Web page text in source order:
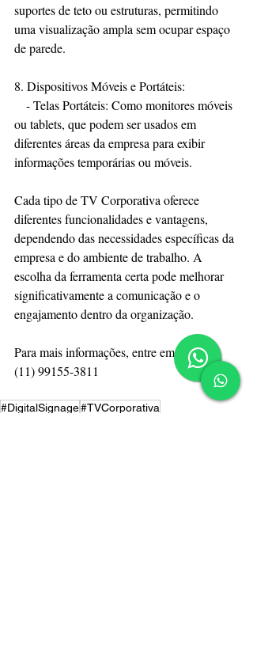
suportes de teto ou estruturas, permitindo
uma visualização ampla sem ocupar espaço
de parede.
8. Dispositivos Móveis e Portáteis:
- Telas Portáteis: Como monitores móveis
ou tablets, que podem ser usados em
diferentes áreas da empresa para exibir
informações temporárias ou móveis.
Cada tipo de TV Corporativa oferece
diferentes funcionalidades e vantagens,
dependendo das necessidades específicas da
empresa e do ambiente de trabalho. A
escolha da ferramenta certa pode melhorar
significativamente a comunicação e o
engajamento dentro da organização.
Para mais informações, entre em contato:
(11) 99155-3811
#DigitalSignage#TVCorporativa